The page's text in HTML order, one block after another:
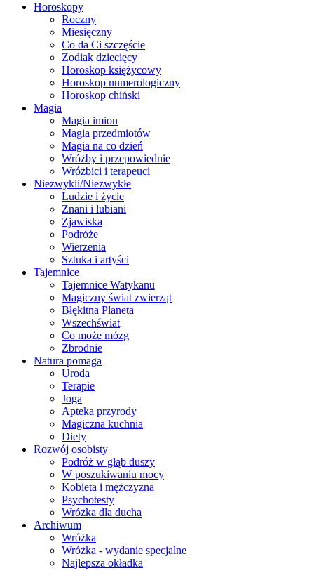
Horoskopy
Roczny
Miesięczny
Co da Ci szczęście
Zodiak dziecięcy
Horoskop księżycowy
Horoskop numerologiczny
Horoskop chiński
Magia
Magia imion
Magia przedmiotów
Magia na co dzień
Wróżby i przepowiednie
Wróżbici i terapeuci
Niezwykli/Niezwykłe
Ludzie i życie
Znani i lubiani
Zjawiska
Podróże
Wierzenia
Sztuka i artyści
Tajemnice
Tajemnice Watykanu
Magiczny świat zwierząt
Błękitna Planeta
Wszechświat
Co może mózg
Zbrodnie
Natura pomaga
Uroda
Terapie
Joga
Apteka przyrody
Magiczna kuchnia
Diety
Rozwój osobisty
Podróż w głąb duszy
W poszukiwaniu mocy
Kobieta i mężczyzna
Psychotesty
Wróżka dla ducha
Archiwum
Wróżka
Wróżka - wydanie specjalne
Najlepsza okładka